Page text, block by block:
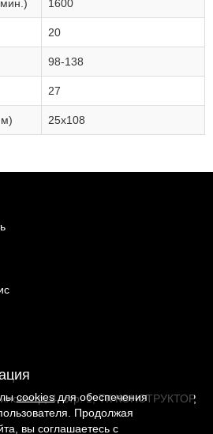
1600
20
98-138
27
25х108
4, стр. 1, ТК КОНСТРУКТОР,
cookiesдля обеспечения
Продолжая
вы соглашаетесь с